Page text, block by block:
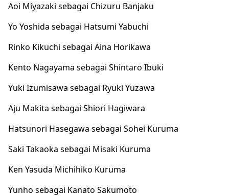
Aoi Miyazaki sebagai Chizuru Banjaku
Yo Yoshida sebagai Hatsumi Yabuchi
Rinko Kikuchi sebagai Aina Horikawa
Kento Nagayama sebagai Shintaro Ibuki
Yuki Izumisawa sebagai Ryuki Yuzawa
Aju Makita sebagai Shiori Hagiwara
Hatsunori Hasegawa sebagai Sohei Kuruma
Saki Takaoka sebagai Misaki Kuruma
Ken Yasuda Michihiko Kuruma
Yunho sebagai Kanato Sakumoto